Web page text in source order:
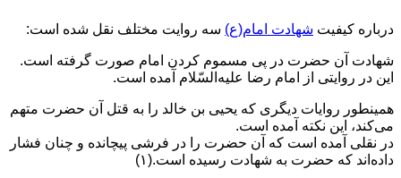
درباره كيفيت شهادت امام(ع) سه روايت مختلف نقل شده است:
شهادت آن حضرت در پى مسموم كردن امام صورت گرفته است.
اين در روايتى از امام رضا عليه‌السّلام آمده است.
همينطور روايات ديگرى كه يحيى بن خالد را به قتل آن حضرت متهم
مى‌كند، اين نكته آمده است.
در نقلى آمده است كه آن حضرت را در فرشى پيچانده و چنان فشار
داده‌اند كه حضرت به شهادت رسيده است.(۱)